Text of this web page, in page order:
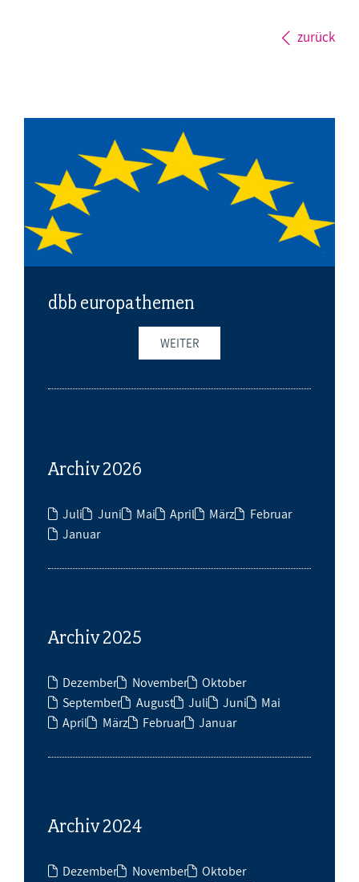
zurück
dbb europathemen
WEITER
Archiv 2026
Juli Juni Mai April März
Februar
Januar
Archiv 2025
Dezember November
Oktober
September
August Juli Juni
Mai
April
März Februar Januar
Archiv 2024
Dezember November
Oktober